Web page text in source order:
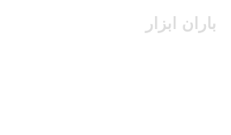
باران ابزار